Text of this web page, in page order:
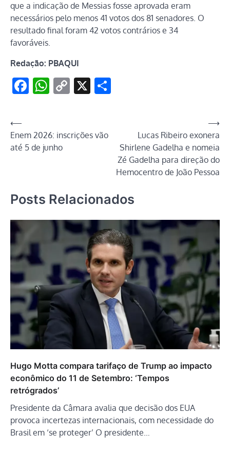
que a indicação de Messias fosse aprovada eram
necessários pelo menos 41 votos dos 81 senadores. O
resultado final foram 42 votos contrários e 34
favoráveis.
Redação: PBAQUI
Facebook
WhatsApp
Copy
X
Navegação
de
⟵
Enem 2026: inscrições vão
até 5 de junho
Lucas Ribeiro exonera
Shirlene Gadelha e nomeia
Zé Gadelha para direção do
Hemocentro de João Pessoa
⟶
Posts Relacionados
Hugo Motta compara tarifaço de Trump ao impacto
econômico do 11 de Setembro: ‘Tempos
retrógrados’
Presidente da Câmara avalia que decisão dos EUA
provoca incertezas internacionais, com necessidade do
Brasil em ‘se proteger’ O presidente…